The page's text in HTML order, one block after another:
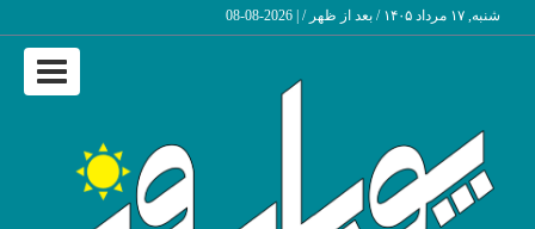
شنبه, ۱۷ مرداد ۱۴۰۵ / بعد از ظهر / 2026-08-08
Toggle